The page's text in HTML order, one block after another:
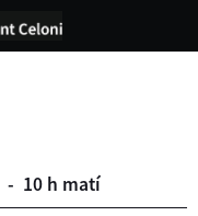
- 10 h matí